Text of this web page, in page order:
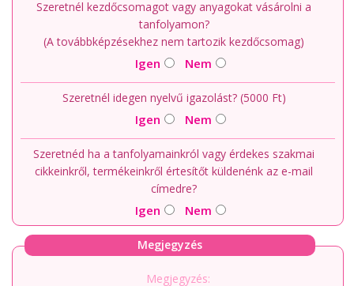
Szeretnél kezdőcsomagot vagy anyagokat vásárolni a
tanfolyamon?
(A továbbképzésekhez nem tartozik kezdőcsomag)
Igen Nem
Szeretnél idegen nyelvű igazolást? (5000 Ft)
Igen Nem
Szeretnéd ha a tanfolyamainkról vagy érdekes szakmai
cikkeinkről, termékeinkről értesítőt küldenénk az e-mail
címedre?
Igen Nem
Megjegyzés
Megjegyzés: